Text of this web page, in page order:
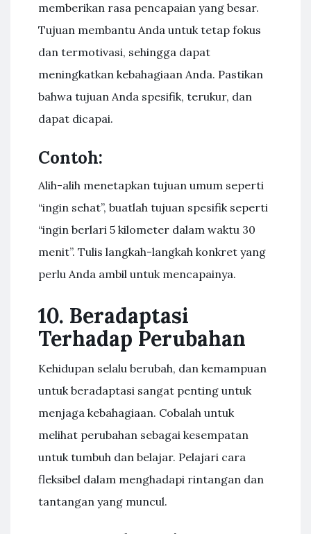
memberikan rasa pencapaian yang besar.
Tujuan membantu Anda untuk tetap fokus
dan termotivasi, sehingga dapat
meningkatkan kebahagiaan Anda. Pastikan
bahwa tujuan Anda spesifik, terukur, dan
dapat dicapai.
Contoh:
Alih-alih menetapkan tujuan umum seperti
“ingin sehat”, buatlah tujuan spesifik seperti
“ingin berlari 5 kilometer dalam waktu 30
menit”. Tulis langkah-langkah konkret yang
perlu Anda ambil untuk mencapainya.
10. Beradaptasi
Terhadap Perubahan
Kehidupan selalu berubah, dan kemampuan
untuk beradaptasi sangat penting untuk
menjaga kebahagiaan. Cobalah untuk
melihat perubahan sebagai kesempatan
untuk tumbuh dan belajar. Pelajari cara
fleksibel dalam menghadapi rintangan dan
tantangan yang muncul.